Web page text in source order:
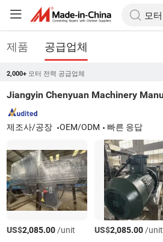
제품 공급업체
2,000+ 모터 전력 공급업체
제조사/공장 OEM/ODM 빠른 응답
US$2,085.00/unit US$2,085.00/unit